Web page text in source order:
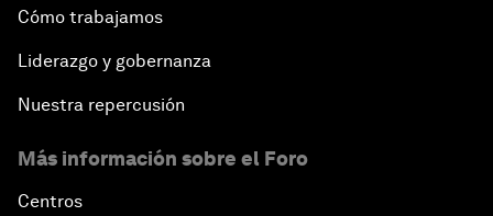
Cómo trabajamos
Liderazgo y gobernanza
Nuestra repercusión
Más información sobre el Foro
Centros